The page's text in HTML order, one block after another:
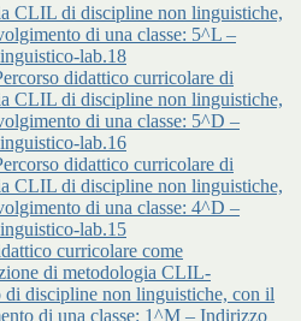
CLIL di discipline non linguistiche,
di una classe: 5^L –
lab.18
didattico curricolare di
CLIL di discipline non linguistiche,
di una classe: 5^D –
lab.16
didattico curricolare di
CLIL di discipline non linguistiche,
di una classe: 4^D –
lab.15
curricolare come
di metodologia CLIL-
di discipline non linguistiche, con il
di una classe: 1^M – Indirizzo